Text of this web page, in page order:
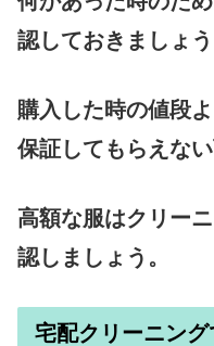
認しておきましょう
購入した時の値段
保証してもらえな
高額な服はクリー
認しましょう。
宅配クリーニン